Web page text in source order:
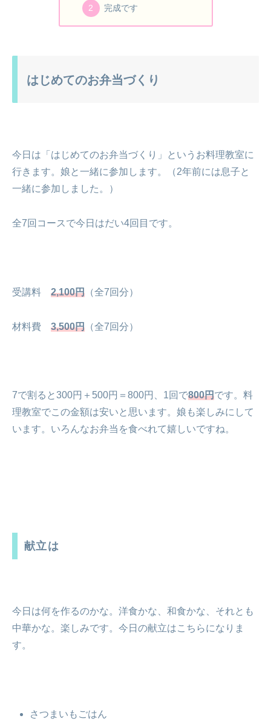
完成です
はじめてのお弁当づくり
今日は「はじめてのお弁当づくり」というお料理教室に
行きます。娘と一緒に参加します。（2年前には息子と
一緒に参加しました。）
全7回コースで今日はだい4回目です。
受講料 2,100円 （全7回分）
材料費 3,500円 （全7回分）
7で割ると300円＋500円＝800円、1回で800円です。料
理教室でこの金額は安いと思います。娘も楽しみにして
います。いろんなお弁当を食べれて嬉しいですね。
献立は
今日は何を作るのかな。洋食かな、和食かな、それとも
中華かな。楽しみです。今日の献立はこちらになりま
す。
さつまいもごはん